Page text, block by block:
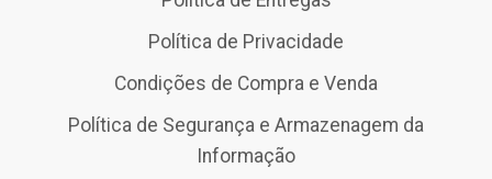
Política de Privacidade
Condições de Compra e Venda
Política de Segurança e Armazenagem da
Informação